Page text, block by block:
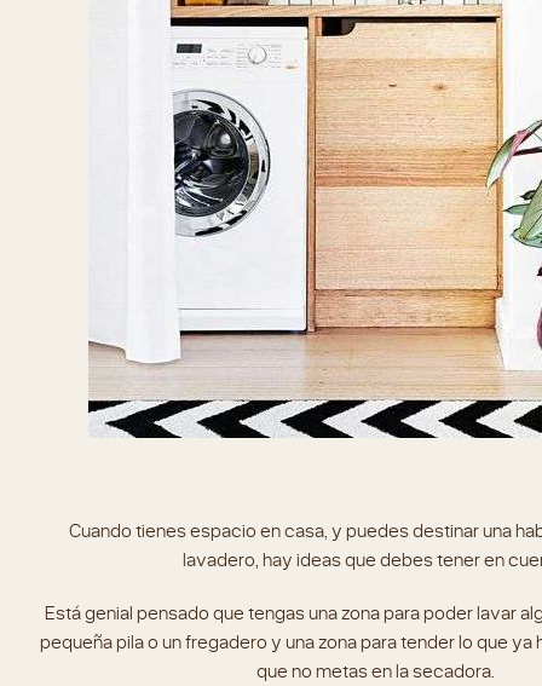
Cuando tienes espacio en casa, y puedes destinar una
lavadero, hay ideas que debes tener en
Está genial pensado que tengas una zona para poder lavar
pequeña pila o un fregadero y una zona para tender lo que ya
que no metas en la secadora.